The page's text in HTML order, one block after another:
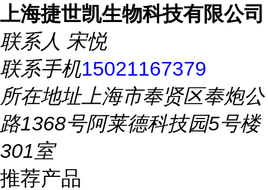
上海捷世凯生物科技有限公司
联系人 宋悦
联系手机15021167379
所在地址上海市奉贤区奉炮公
路1368号阿莱德科技园5号楼
301室
推荐产品